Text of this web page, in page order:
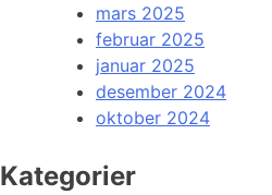
mars 2025
februar 2025
januar 2025
desember 2024
oktober 2024
Kategorier